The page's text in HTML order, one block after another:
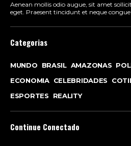
Aenean mollis odio augue, sit amet
eget. Praesent tincidunt et neque
Categorias
MUNDO BRASIL AMAZONAS
ECONOMIA CELEBRIDADES
ESPORTES
REALITY
Continue Conectado